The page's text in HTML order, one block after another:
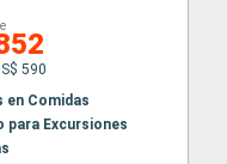
590
en Comidas
para Excursiones